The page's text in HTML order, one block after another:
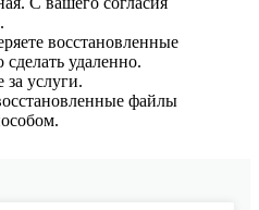
восстановленные
удаленно.
за услуги.
файлы